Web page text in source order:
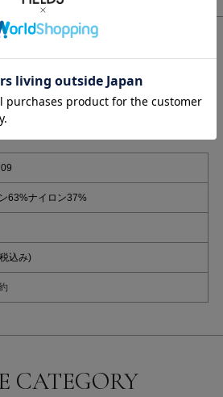
ストレッチII」シリーズから、
スしたアシンメトリーリボン風ニットが登場
われたアシンメトリーなリボン風デザイン。
を加えることで、甘すぎないモードなエッセ
、片側にニュアンスを置くことで、洗練され
。
レッチ性を兼ね備えた「ノアストレッチII」
ボディラインを拾いすぎない絶妙な肉感で、
プします。
くいため、オン・オフ問わず気兼ねなく手に
ンなどの環境により、若干製品と画像のカラ
色が異なりますので、予めご了承ください。
63%ナイロン37%
込み)
CATEGORY